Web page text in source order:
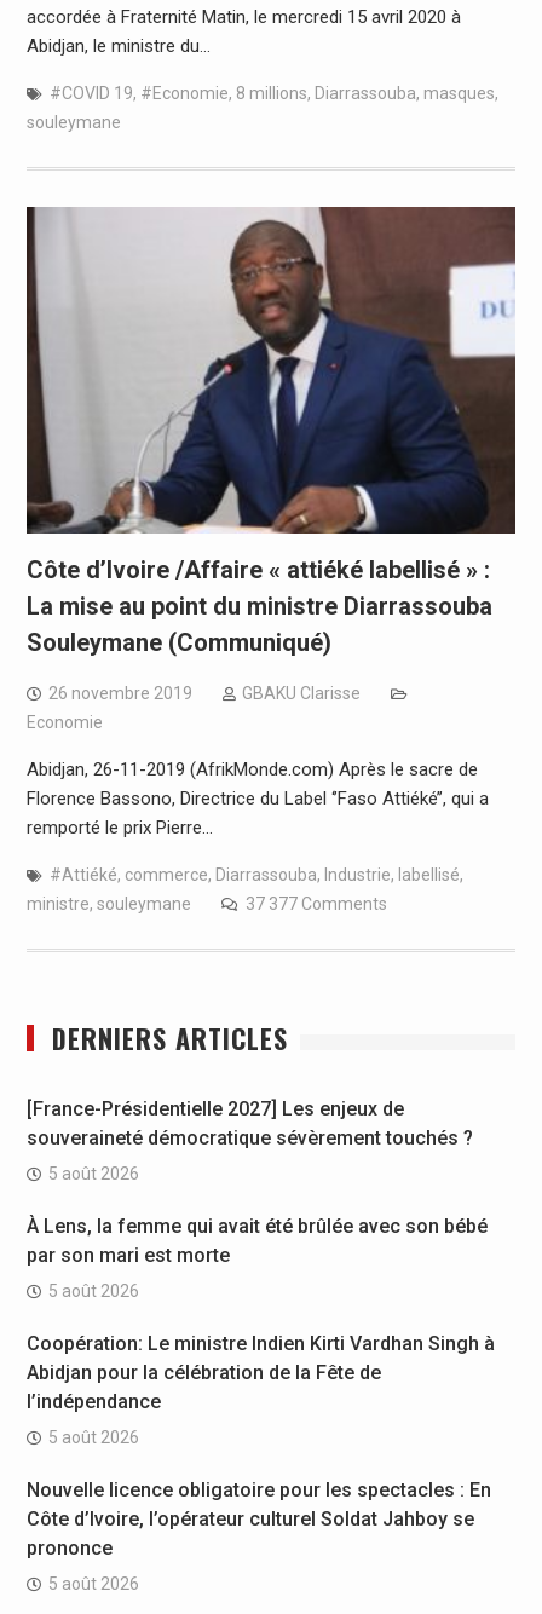
accordée à Fraternité Matin, le mercredi 15 avril 2020 à
Abidjan, le ministre du…
#COVID 19, #Economie, 8 millions, Diarrassouba, masques,
souleymane
Côte d’Ivoire /Affaire « attiéké labellisé » :
La mise au point du ministre Diarrassouba
Souleymane (Communiqué)
26 novembre 2019
GBAKU Clarisse
Economie
Abidjan, 26-11-2019 (AfrikMonde.com) Après le sacre de
Florence Bassono, Directrice du Label ‘’Faso Attiéké’’, qui a
remporté le prix Pierre…
#Attiéké, commerce, Diarrassouba, Industrie, labellisé,
ministre, souleymane 37 377 Comments
DERNIERS ARTICLES
[France-Présidentielle 2027] Les enjeux de
souveraineté démocratique sévèrement touchés ?
5 août 2026
À Lens, la femme qui avait été brûlée avec son bébé
par son mari est morte
5 août 2026
Coopération: Le ministre Indien Kirti Vardhan Singh à
Abidjan pour la célébration de la Fête de
l’indépendance
5 août 2026
Nouvelle licence obligatoire pour les spectacles : En
Côte d’Ivoire, l’opérateur culturel Soldat Jahboy se
prononce
5 août 2026